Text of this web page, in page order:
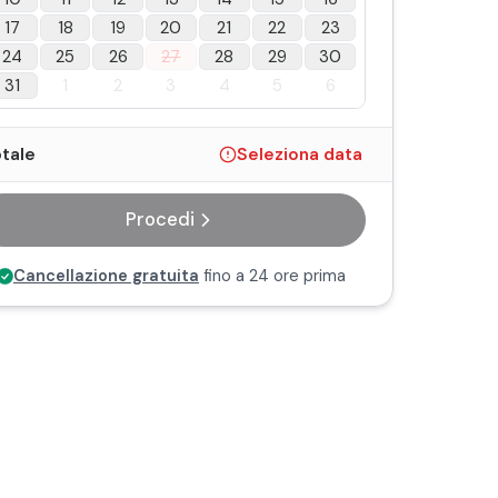
17
18 19 20 21 22
23
24
25 26 27 28 29
30
31
1 2 3 4 5 6
Seleziona data
Procedi
Cancellazione gratuita fino a 24 ore prima